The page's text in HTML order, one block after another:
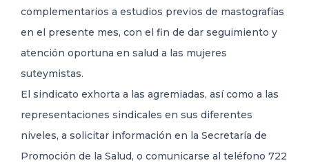
complementarios a estudios previos de mastografías
en el presente mes, con el fin de dar seguimiento y
atención oportuna en salud a las mujeres
suteymistas.
El sindicato exhorta a las agremiadas, así como a las
representaciones sindicales en sus diferentes
niveles, a solicitar información en la Secretaría de
Promoción de la Salud, o comunicarse al teléfono 722